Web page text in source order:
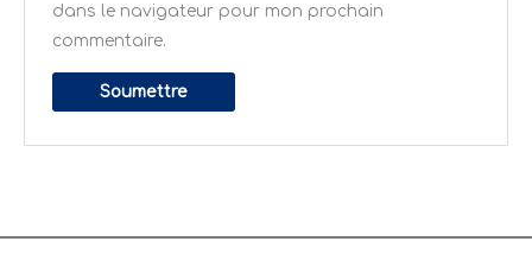
dans le navigateur pour mon prochain
commentaire.